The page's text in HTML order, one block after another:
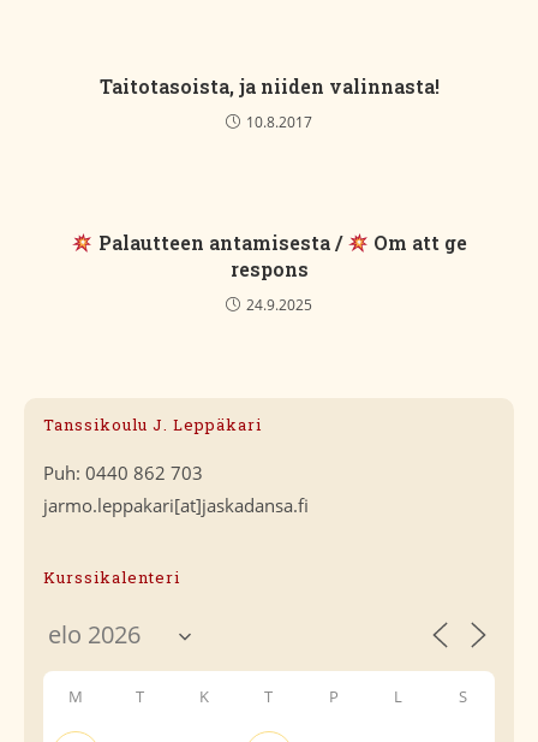
Taitotasoista, ja niiden valinnasta!
10.8.2017
Palautteen antamisesta /
Om att ge
respons
24.9.2025
Tanssikoulu J. Leppäkari
Puh: 0440 862 703
jarmo.leppakari[at]jaskadansa.fi
Kurssikalenteri
M T K T P L S